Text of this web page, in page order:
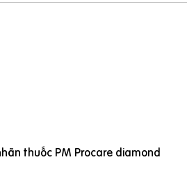
thuốc PM Procare diamond